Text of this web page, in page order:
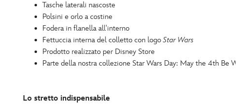
Tasche laterali nascoste
Polsini e orlo a costine
Fodera in flanella all'interno
Fettuccia interna del colletto con logoStar Wars
Prodotto realizzato per Disney Store
Parte della nostra collezione Star Wars Day: May the 4th Be
Lo stretto indispensabile